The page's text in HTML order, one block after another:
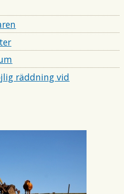
räddning vid